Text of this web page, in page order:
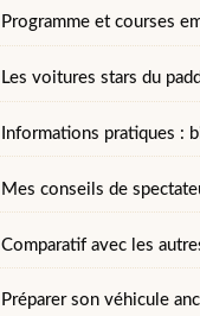
Programme et courses
Les voitures stars du
Informations pratiques :
Mes conseils de
Comparatif avec les
Préparer son véhicule